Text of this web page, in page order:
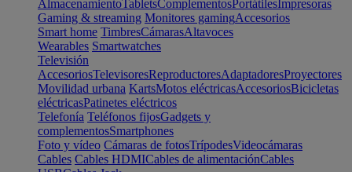
AlmacenamientoTabletsComplementosPortátilesImpresoras
Gaming & streaming Monitores gamingAccesorios
Smart home TimbresCámarasAltavoces
Wearables Smartwatches
Televisión
AccesoriosTelevisoresReproductoresAdaptadoresProyectores
Movilidad urbana KartsMotos eléctricasAccesoriosBicicletas
eléctricasPatinetes eléctricos
Telefonía Teléfonos fijosGadgets y
complementosSmartphones
Foto y vídeo Cámaras de fotosTrípodesVideocámaras
Cables Cables HDMICables de alimentaciónCables